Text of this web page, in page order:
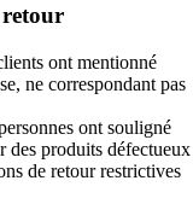
retour
ont mentionné
ne correspondant pas
ont souligné
des produits défectueux
de retour restrictives